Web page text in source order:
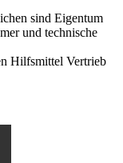
sind Eigentum
und technische
Hilfsmittel Vertrieb